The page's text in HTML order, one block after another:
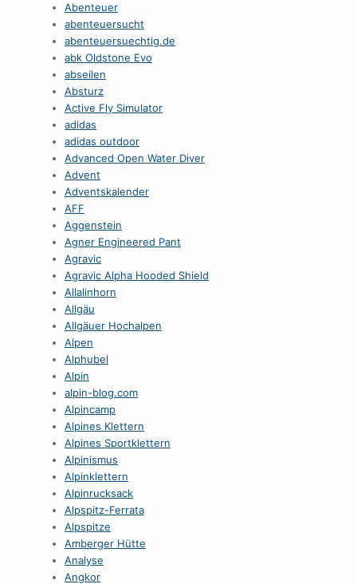
Abenteuer
abenteuersucht
abenteuersuechtig.de
abk Oldstone Evo
abseilen
Absturz
Active Fly Simulator
adidas
adidas outdoor
Advanced Open Water Diver
Advent
Adventskalender
AFF
Aggenstein
Agner Engineered Pant
Agravic
Agravic Alpha Hooded Shield
Allalinhorn
Allgäu
Allgäuer Hochalpen
Alpen
Alphubel
Alpin
alpin-blog.com
Alpincamp
Alpines Klettern
Alpines Sportklettern
Alpinismus
Alpinklettern
Alpinrucksack
Alpspitz-Ferrata
Alpspitze
Amberger Hütte
Analyse
Angkor